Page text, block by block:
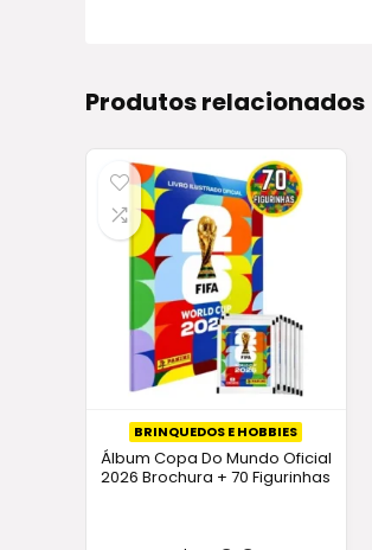
Produtos relacionados
BRINQUEDOS E HOBBIES
Álbum Copa Do Mundo Oficial
2026 Brochura + 70 Figurinhas